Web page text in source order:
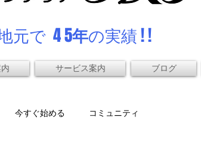
元で 4 5年の実績 ! !
サービス案内 ブログ
今すぐ始める コミュニティ